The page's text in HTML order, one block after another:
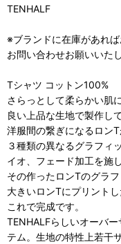
TENHALF
※ブランドに在庫があれば
お問い合わせお願いいたし
Tシャツ コットン100%
さらっとして柔らかい肌
良い上品な生地で製作し
洋服間の繋ぎになるロンT
３種類の異なるグラフィ
イオ、フェード加工を施
その作ったロンTのグラ
大きいロンTにプリント
これで完成です。
TENHALFらしいオーバ
テム。生地の特性上若干